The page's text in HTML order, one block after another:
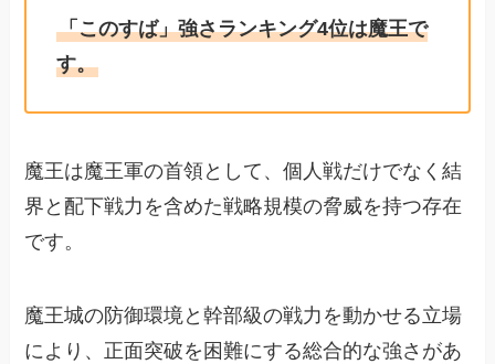
「このすば」強さランキング4位は魔王で
す。
魔王は魔王軍の首領として、個人戦だけでなく結
界と配下戦力を含めた戦略規模の脅威を持つ存在
です。
魔王城の防御環境と幹部級の戦力を動かせる立場
により、正面突破を困難にする総合的な強さがあ